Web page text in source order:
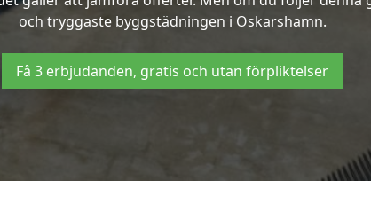
och tryggaste byggstädningen i Oskarshamn.
Få 3 erbjudanden, gratis och utan förpliktelser